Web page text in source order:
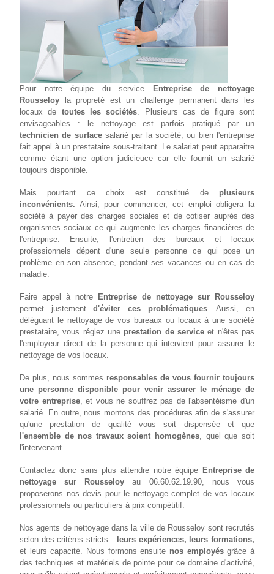
Pour notre équipe du service
Entreprise de nettoyage
Rousseloyla propreté est un challenge permanent dans les
locaux de toutes les sociétés. Plusieurs cas de figure sont
envisageables : le nettoyage est parfois pratiqué par un
technicien de surfacesalarié par la société, ou bien l'entreprise
fait appel à un prestataire sous-traitant. Le salariat peut apparaitre
comme étant une option judicieuce car elle fournit un salarié
toujours disponible.
Mais pourtant ce choix est constitué de plusieurs
inconvénients. Ainsi, pour commencer, cet emploi obligera la
société à payer des charges sociales et de cotiser auprès des
organismes sociaux ce qui augmente les charges financières de
l'entreprise. Ensuite, l'entretien des bureaux et locaux
professionnels dépent d'une seule personne ce qui pose un
problème en son absence, pendant ses vacances ou en cas de
maladie.
Faire appel à notre
Entreprise de nettoyage sur Rousseloy
permet justementd'éviter ces problématiques. Aussi, en
déléguant le nettoyage de vos bureaux ou locaux à une société
prestataire, vous réglez une prestation de service et n'êtes pas
l'employeur direct de la personne qui intervient pour assurer le
nettoyage de vos locaux.
De plus, nous sommes responsables de vous fournir toujours
une personne disponible pour venir assurer le ménage de
votre entreprise, et vous ne souffrez pas de l'absentéisme d'un
salarié. En outre, nous montons des procédures afin de s'assurer
qu'une prestation de qualité vous soit dispensée et que
l'ensemble de nos travaux soient homogènes, quel que soit
l'intervenant.
Contactez donc sans plus attendre notre équipe Entreprise de
nettoyage sur Rousseloy au 06.60.62.19.90, nous vous
proposerons nos devis pour le nettoyage complet de vos locaux
professionnels ou particuliers à prix compétitif.
Nos agents de nettoyage dans la ville de Rousseloy sont recrutés
selon des critères stricts :
leurs expériences, leurs formations,
et leurs capacité. Nous formons ensuite nos employésgrâce à
des techniques et matériels de pointe pour ce domaine d'activité,